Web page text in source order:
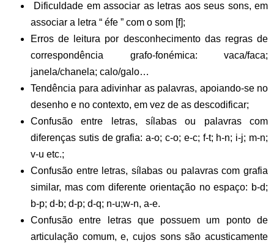
Dificuldade em associar as letras aos seus sons, em
associar a letra “ éfe ” com o som [f];
Erros de leitura por desconhecimento das regras de
correspondência grafo-fonémica: vaca/faca;
janela/chanela; calo/galo…
Tendência para adivinhar as palavras, apoiando-se no
desenho e no contexto, em vez de as descodificar;
Confusão entre letras, sílabas ou palavras com
diferenças sutis de grafia: a-o; c-o; e-c; f-t; h-n; i-j; m-n;
v-u etc.;
Confusão entre letras, sílabas ou palavras com grafia
similar, mas com diferente orientação no espaço: b-d;
b-p; d-b; d-p; d-q; n-u;w-n, a-e.
Confusão entre letras que possuem um ponto de
articulação comum, e, cujos sons são acusticamente